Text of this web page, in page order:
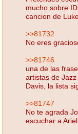
mucho sobre
cancion de
>>81732
No eres
>>81746
una de las
artistas de
Davis, la lista
>>81747
No te agrada
escuchar a Ariel